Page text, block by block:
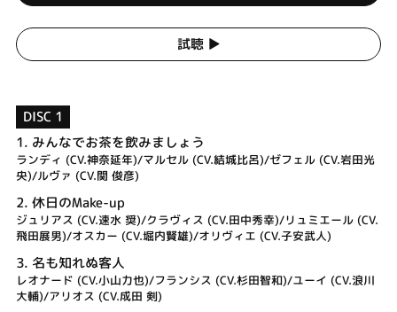
試聴 ▶︎
DISC 1
1. みんなでお茶を飲みましょう
ランディ (CV.神奈延年)/マルセル (CV.結城比呂)/ゼフェル (CV.岩田光
央)/ルヴァ (CV.関 俊彦)
2. 休日のMake-up
ジュリアス (CV.速水 奨)/クラヴィス (CV.田中秀幸)/リュミエール (CV.
飛田展男)/オスカー (CV.堀内賢雄)/オリヴィエ (CV.子安武人)
3. 名も知れぬ客人
レオナード (CV.小山力也)/フランシス (CV.杉田智和)/ユーイ (CV.浪川
大輔)/アリオス (CV.成田 剣)